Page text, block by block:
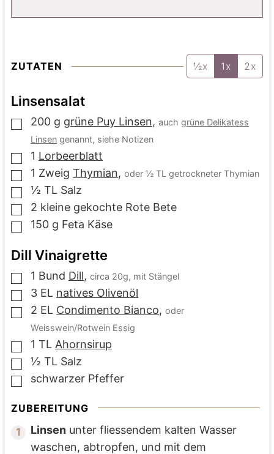
ZUTATEN ½x 1x 2x
Linsensalat
▢
200 g grüne Puy Linsen, auch grüne Delikatess
Linsen genannt, siehe Notizen
▢
1 Lorbeerblatt
▢
1 Zweig Thymian, oder ½ TL getrockneter Thymian
▢
½ TL Salz
▢
2 kleine gekochte Rote Bete
▢
150 g Feta Käse
Dill Vinaigrette
▢
1 Bund Dill, circa 20g, mit Stängel
▢
3 EL natives Olivenöl
▢
2 EL Condimento Bianco, oder
Weisswein/Rotwein Essig
▢
1 TL Ahornsirup
▢
½ TL Salz
▢
schwarzer Pfeffer
ZUBEREITUNG
Linsen unter fliessendem kalten Wasser
waschen, abtropfen, und mit dem